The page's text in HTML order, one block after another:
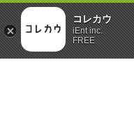
コレカウ
iEnt inc.
FREE